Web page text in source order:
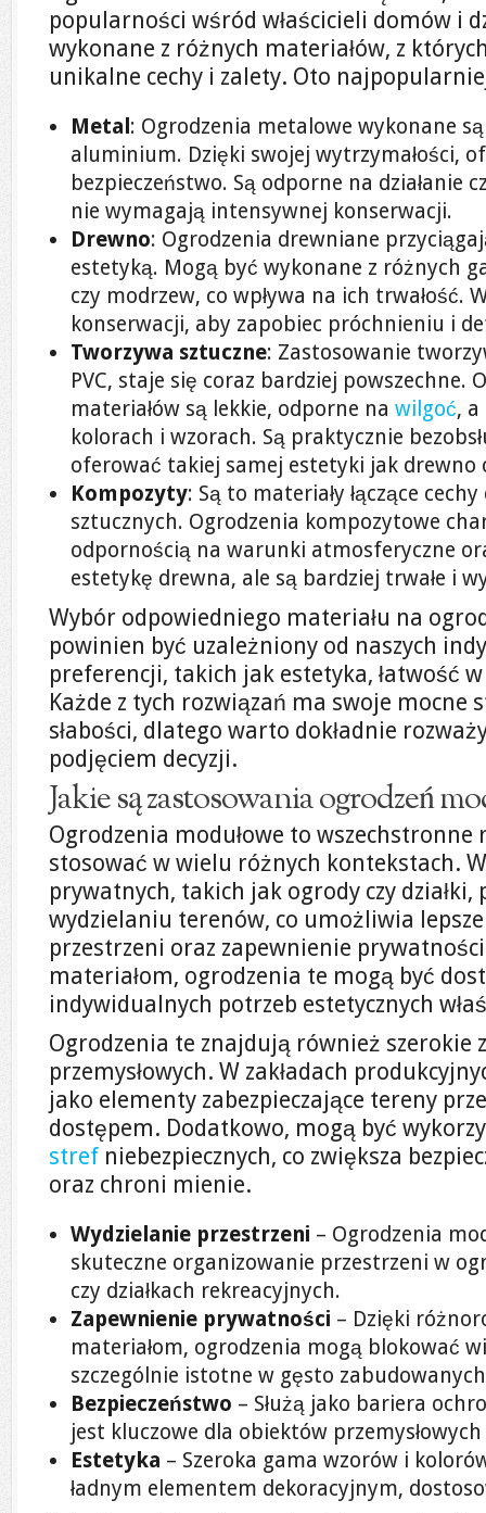
popularności wśród właścicieli domów i
wykonane z różnych materiałów, z
unikalne cechy i zalety. Oto
Metal : Ogrodzenia metalowe wykonane
aluminium. Dzięki swojej wytrzymałości,
bezpieczeństwo. Są odporne na działanie
nie wymagają intensywnej konserwacji.
Drewno: Ogrodzenia drewniane
estetyką. Mogą być wykonane z różnych
czy modrzew, co wpływa na ich trwałość.
konserwacji, aby zapobiec próchnieniu i
Tworzywa sztuczne: Zastosowanie
PVC, staje się coraz bardziej powszechne.
materiałów są lekkie, odporne na wilgoć,
kolorach i wzorach. Są praktycznie
oferować takiej samej estetyki jak drewno
Kompozyty: Są to materiały łączące
sztucznych. Ogrodzenia kompozytowe
odpornością na warunki atmosferyczne
estetykę drewna, ale są bardziej trwałe i
Wybór odpowiedniego materiału na
powinien być uzależniony od naszych
preferencji, takich jak estetyka, łatwość
Każde z tych rozwiązań ma swoje mocne
słabości, dlatego warto dokładnie
podjęciem decyzji.
Jakie są zastosowania ogrodzeń
Ogrodzenia modułowe to
stosować w wielu różnych kontekstach.
prywatnych, takich jak ogrody czy działki,
wydzielaniu terenów, co umożliwia
przestrzeni oraz zapewnienie
materiałom, ogrodzenia te mogą być
indywidualnych potrzeb estetycznych
Ogrodzenia te znajdują również szerokie
przemysłowych. W zakładach
jako elementy zabezpieczające tereny
dostępem. Dodatkowo, mogą być
stref niebezpiecznych, co zwiększa
oraz chroni mienie.
Wydzielanie przestrzeni – Ogrodzenia
skuteczne organizowanie przestrzeni w
czy działkach rekreacyjnych.
Zapewnienie prywatności – Dzięki
materiałom, ogrodzenia mogą blokować
szczególnie istotne w gęsto
Bezpieczeństwo – Służą jako bariera
jest kluczowe dla obiektów
Estetyka – Szeroka gama wzorów i
ładnym elementem dekoracyjnym,